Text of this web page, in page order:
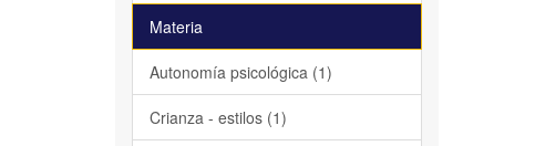
Materia
Autonomía psicológica (1)
Crianza - estilos (1)